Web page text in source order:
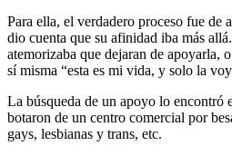
Para ella, el verdadero proceso fue de
dio cuenta que su afinidad iba más
atemorizaba que dejaran de apoyarla,
sí misma “esta es mi vida, y solo la
La búsqueda de un apoyo lo
botaron de un centro comercial por
gays, lesbianas y trans, etc.